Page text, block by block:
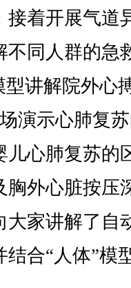
接着开展气道
不同人群的急
型讲解院外心
演示心肺复
儿心肺复苏的
胸外心脏按压
大家讲解了自
合“人体”模